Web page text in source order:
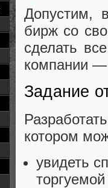
Допустим,
бирж со
сделать
компании —
Задание
котором
увидеть